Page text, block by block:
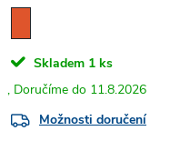
Skladem 1 ks
11.8.2026
Možnosti doručení